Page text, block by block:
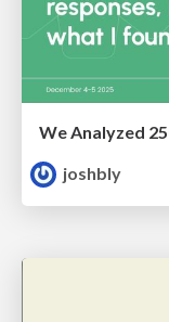
joshbly